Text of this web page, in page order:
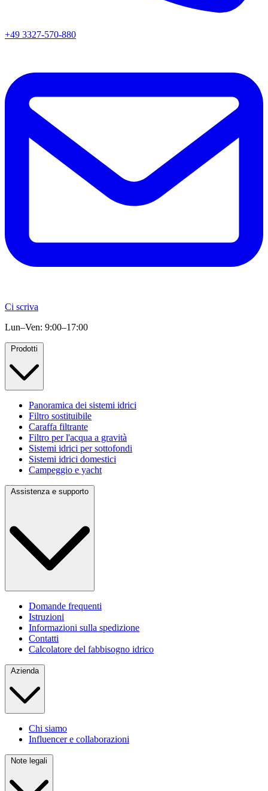
+49 3327-570-880
Ci scriva
Lun–Ven: 9:00–17:00
Prodotti
Panoramica dei sistemi idrici
Filtro sostituibile
Caraffa filtrante
Filtro per l'acqua a gravità
Sistemi idrici per sottofondi
Sistemi idrici domestici
Campeggio e yacht
Assistenza e supporto
Domande frequenti
Istruzioni
Informazioni sulla spedizione
Contatti
Calcolatore del fabbisogno idrico
Azienda
Chi siamo
Influencer e collaborazioni
Note legali